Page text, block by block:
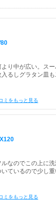
り中が広い。ス
るしグラタン皿
ミをもっと見る
なのでこの上に
ているので少し
ミをもっと見る